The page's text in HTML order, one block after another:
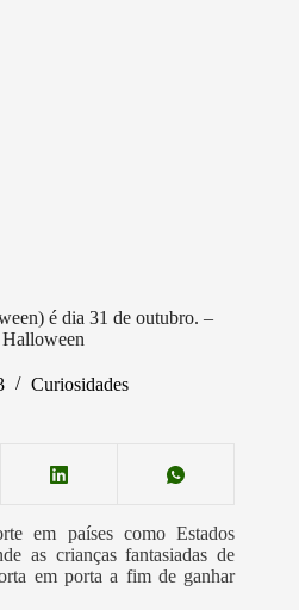
é dia 31 de outubro. –
Curiosidades
em países como Estados
as crianças fantasiadas de
em porta a fim de ganhar